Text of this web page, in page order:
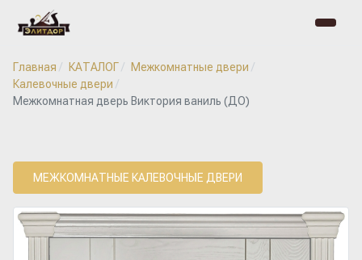
Главная КАТАЛОГ
Межкомнатные двери
Калевочные двери
Межкомнатная дверь Виктория ваниль (ДО)
МЕЖКОМНАТНЫЕ КАЛЕВОЧНЫЕ ДВЕРИ